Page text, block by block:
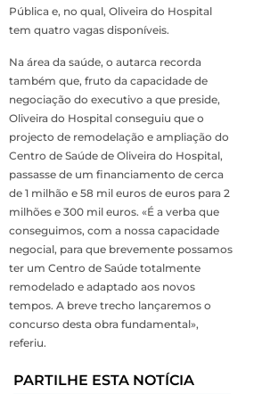
Pública e, no qual, Oliveira do Hospital
tem quatro vagas disponíveis.
Na área da saúde, o autarca recorda
também que, fruto da capacidade de
negociação do executivo a que preside,
Oliveira do Hospital conseguiu que o
projecto de remodelação e ampliação do
Centro de Saúde de Oliveira do Hospital,
passasse de um financiamento de cerca
de 1 milhão e 58 mil euros de euros para 2
milhões e 300 mil euros. «É a verba que
conseguimos, com a nossa capacidade
negocial, para que brevemente possamos
ter um Centro de Saúde totalmente
remodelado e adaptado aos novos
tempos. A breve trecho lançaremos o
concurso desta obra fundamental»,
referiu.
PARTILHE ESTA NOTÍCIA